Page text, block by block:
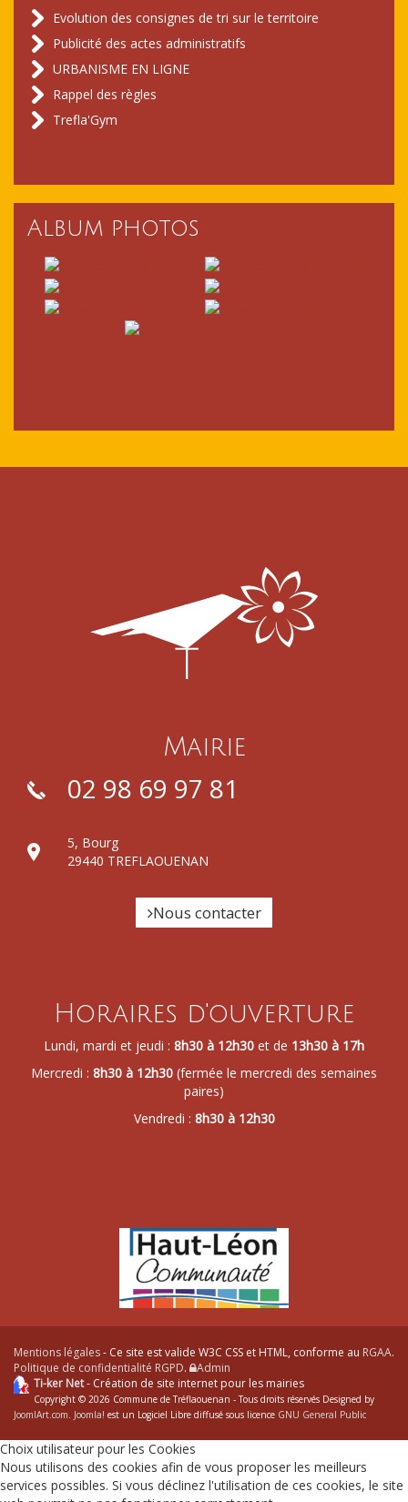
Evolution des consignes de tri sur le territoire
Publicité des actes administratifs
URBANISME EN LIGNE
Rappel des règles
Trefla'Gym
Album photos
Mairie
02 98 69 97 81
5, Bourg
29440 TREFLAOUENAN
Nous contacter
Horaires d'ouverture
Lundi, mardi et jeudi : 8h30 à 12h30 et de 13h30 à 17h
Mercredi : 8h30 à 12h30 (fermée le mercredi des semaines
paires)
Vendredi : 8h30 à 12h30
Mentions légales- Ce site est valide W3C CSS et HTML, conforme au RGAA.
Politique de confidentialité RGPD.
Admin
Ti-ker Net- Création de site internet pour les mairies
Copyright © 2026 Commune de Tréflaouenan - Tous droits réservés Designed by
JoomlArt.com. Joomla! est un Logiciel Libre diffusé sous licence GNU General Public
Choix utilisateur pour les Cookies
Nous utilisons des cookies afin de vous proposer les meilleurs
services possibles. Si vous déclinez l'utilisation de ces cookies, le site